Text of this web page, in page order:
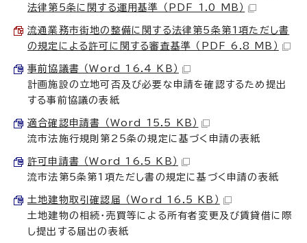
法律第5条に関する運用基準 （PDF 1.0 MB）
流通業務市街地の整備に関する法律第5条第1項ただし書
の規定による許可に関する審査基準 （PDF 6.8 MB）
事前協議書 （Word 16.4 KB）
計画施設の立地可否及び必要な申請を確認するため提出
する事前協議の表紙
適合確認申請書 （Word 15.5 KB）
流市法施行規則第25条の規定に基づく申請の表紙
許可申請書 （Word 16.5 KB）
流市法第5条第1項ただし書の規定に基づく申請の表紙
土地建物取引確認届 （Word 16.5 KB）
土地建物の相続・売買等による所有者変更及び賃貸借に際
し提出する届出の表紙